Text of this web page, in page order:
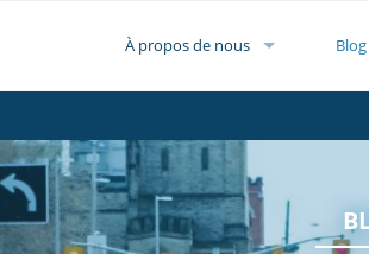
À propos de nous Blog